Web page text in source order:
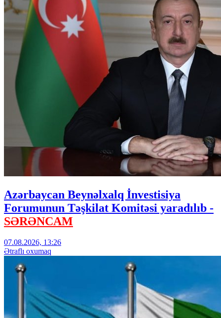
Azərbaycan Beynəlxalq İnvestisiya
Forumunun Təşkilat Komitəsi yaradılıb -
SƏRƏNCAM
07.08.2026, 13:26
Ətraflı oxumaq